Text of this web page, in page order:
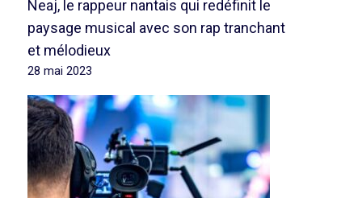
Neaj, le rappeur nantais qui redéfinit le
paysage musical avec son rap tranchant
et mélodieux
28 mai 2023